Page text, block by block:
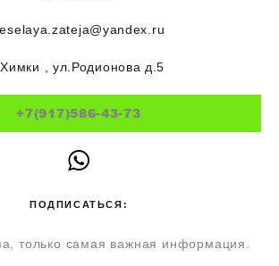
, ул.Родионова д.5
+7(917)586-43-73
ПОДПИСАТЬСЯ:
только самая важная информация.